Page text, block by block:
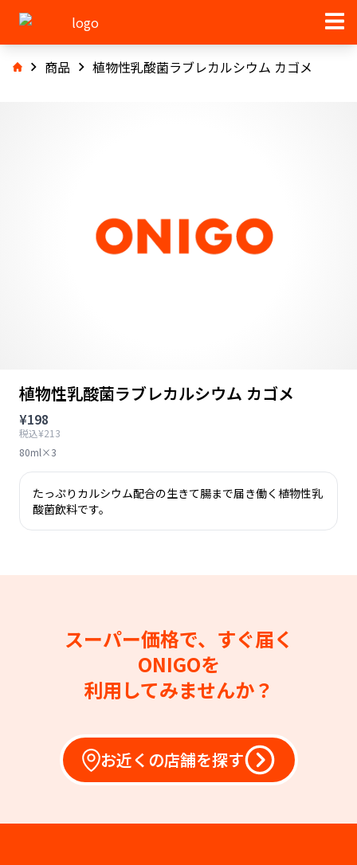
商品 植物性乳酸菌ラブレカルシウム カゴメ
植物性乳酸菌ラブレカルシウム カゴメ
¥198
税込¥213
80ml×3
たっぷりカルシウム配合の生きて腸まで届き働く植物性乳
酸菌飲料です。
スーパー価格で、すぐ届く
ONIGOを
利用してみませんか？
お近くの店舗を探す